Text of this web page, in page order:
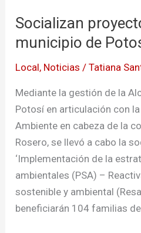
Socializan
municipio de
Local, Noticias /Tatiana
Mediante la gestión de la
Potosí en articulación con
Ambiente en cabeza de la
Rosero, se llevó a cabo la
‘Implementación de la
ambientales (PSA) –
sostenible y ambiental
beneficiarán 104 familias
en
el
de
Potosí
–
Nariño